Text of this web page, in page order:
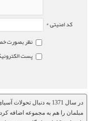
کد امنیتی *
نظر بصورت
پست
در سال 1371 به دنبال